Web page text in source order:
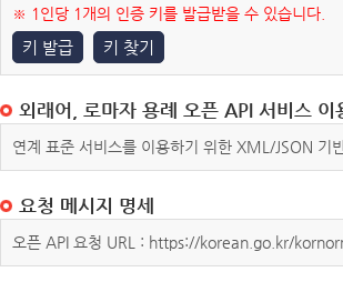
※ 1인당 1개의 인증 키를 발급받을 수 있습니다.
키 발급 키 찾기
외래어, 로마자 용례 오픈 API 서비스 이
연계 표준 서비스를 이용하기 위한 XML/JSON 기
요청 메시지 명세
오픈 API 요청 URL : https://korean.go.kr/